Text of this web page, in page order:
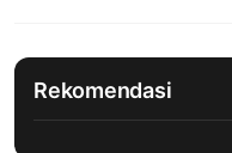
Rekomendasi